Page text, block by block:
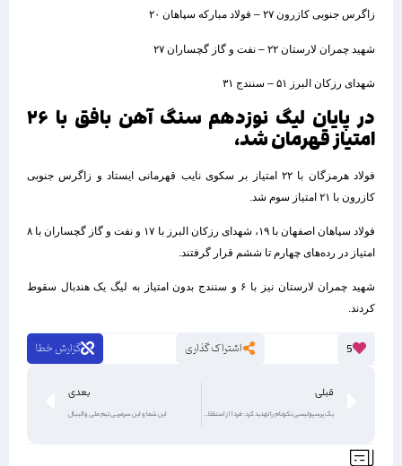
زاگرس جنوبی کازرون ۲۷ – فولاد مبارکه سپاهان ۲۰
شهید چمران لارستان ۲۲ – نفت و گاز گچساران ۲۷
شهدای رزکان البرز ۵۱ – سنندج ۳۱
در پایان لیگ نوزدهم سنگ آهن بافق با ۲۶
امتیاز قهرمان شد،
فولاد هرمزگان با ۲۲ امتیاز بر سکوی نایب قهرمانی ایستاد و زاگرس جنوبی
کازرون با ۲۱ امتیاز سوم شد.
فولاد سپاهان اصفهان با ۱۹، شهدای رزکان البرز با ۱۷ و نفت و گاز گچساران با ۸
امتیاز در رده‌های چهارم تا ششم قرار گرفتند.
شهید چمران لارستان نیز با ۶ و سنندج بدون امتیاز به لیگ یک هندبال سقوط
کردند.
5 اشتراک گذاری گزارش خطا
قبلی
یک پرسپولیسی نکونام را تهدید کرد: فردا از استقلال امتیاز می‌گیریم
بعدی
این شما و این سرمربی تیم ملی والیبال